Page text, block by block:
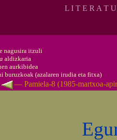
L I T E R A T
nagusira itzuli
aldizkaria
aurkibidea
buruzkoak (azalaren irudia eta fitxa)
— Pamiela-8 (1985-martxoa-